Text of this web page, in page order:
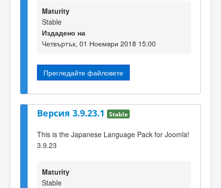
Maturity
Stable
Издадено на
Четвъртък, 01 Ноември 2018 15:00
Прегледайте файловете
Версия 3.9.23.1 Stable
This is the Japanese Language Pack for Joomla!
3.9.23
Maturity
Stable